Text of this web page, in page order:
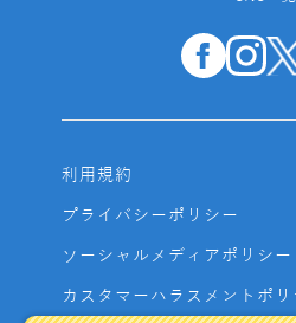
利用規約
プライバシーポリシー
ソーシャルメディアポリシー
カスタマーハラスメントポリ